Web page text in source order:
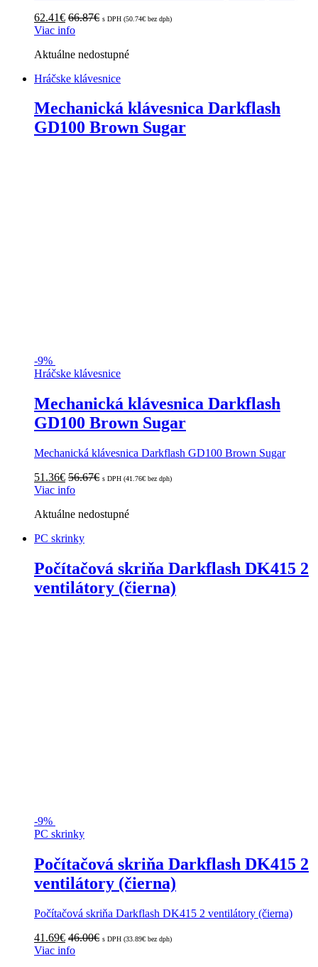
62.41€ 66.87€ s DPH (50.74€ bez dph)
Viac info
Aktuálne nedostupné
Hráčske klávesnice
Mechanická klávesnica Darkflash
GD100 Brown Sugar
-9%
Hráčske klávesnice
Mechanická klávesnica Darkflash
GD100 Brown Sugar
Mechanická klávesnica Darkflash GD100 Brown Sugar
51.36€ 56.67€ s DPH (41.76€ bez dph)
Viac info
Aktuálne nedostupné
PC skrinky
Počítačová skriňa Darkflash DK415 2
ventilátory (čierna)
-9%
PC skrinky
Počítačová skriňa Darkflash DK415 2
ventilátory (čierna)
Počítačová skriňa Darkflash DK415 2 ventilátory (čierna)
41.69€ 46.00€ s DPH (33.89€ bez dph)
Viac info